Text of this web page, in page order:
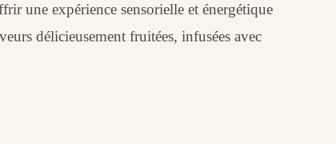
une expérience sensorielle et énergétique
délicieusement fruitées, infusées avec